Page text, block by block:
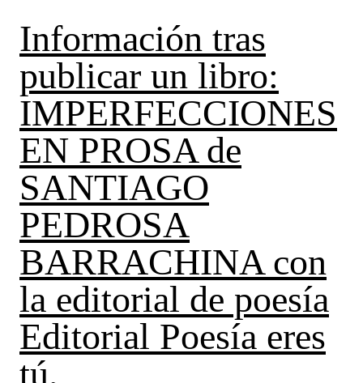
Información tras
publicar un libro:
IMPERFECCIONES
EN PROSA de
SANTIAGO
PEDROSA
BARRACHINA con
la editorial de poesía
Editorial Poesía eres
tú.